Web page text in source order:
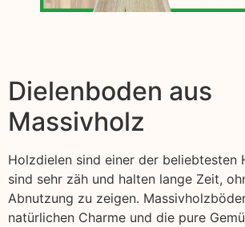
Dielenboden aus
Massivholz
Holzdielen sind einer der beliebtesten
sind sehr zäh und halten lange Zeit,
Abnutzung zu zeigen.
natürlichen Charme und die pure